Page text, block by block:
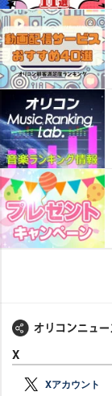
X
Xアカウント